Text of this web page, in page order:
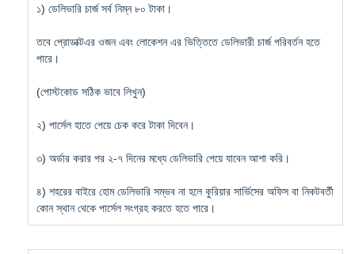
১) ডেলিভারি চার্জ সর্ব নিম্ন ৮০ টাকা।
তবে প্রোডাক্টএর ওজন এবং লোকেশন এর ভিত্তিতে ডেলিভারী চার্জ পরিবর্তন হতে
পারে।
(পোস্টকোড সঠিক ভাবে লিখুন)
২) পার্সেল হাতে পেয়ে চেক করে টাকা দিবেন।
৩) অর্ডার করার পর ২-৭ দিনের মধ্যে ডেলিভারি পেয়ে যাবেন আশা করি।
৪) শহরের বাইরে হোম ডেলিভারি সম্ভব না হলে কুরিয়ার সার্ভিসের অফিস বা নিকটবর্তী
কোন স্থান থেকে পার্সেল সংগ্রহ করতে হতে পারে।